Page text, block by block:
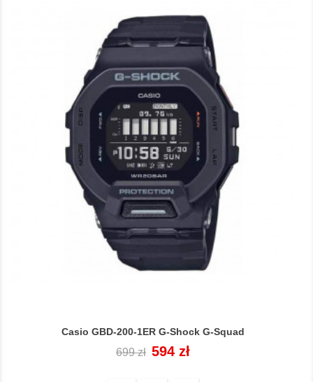
Casio GBD-200-1ER G-Shock G-Squad
Cena
699 zł Cena
594 zł